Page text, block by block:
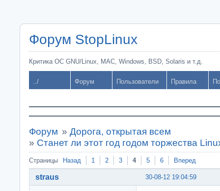
Форум StopLinux
Критика ОС GNU/Linux, MAC, Windows, BSD, Solaris и т.д.
../ Форум Пользователи Правила
Форум » Дорога, открытая всем
» Станет ли этот год годом торжества
Страницы Назад 1 2 3 4 5 6 Вперед
30-08-12 19:04:59
straus